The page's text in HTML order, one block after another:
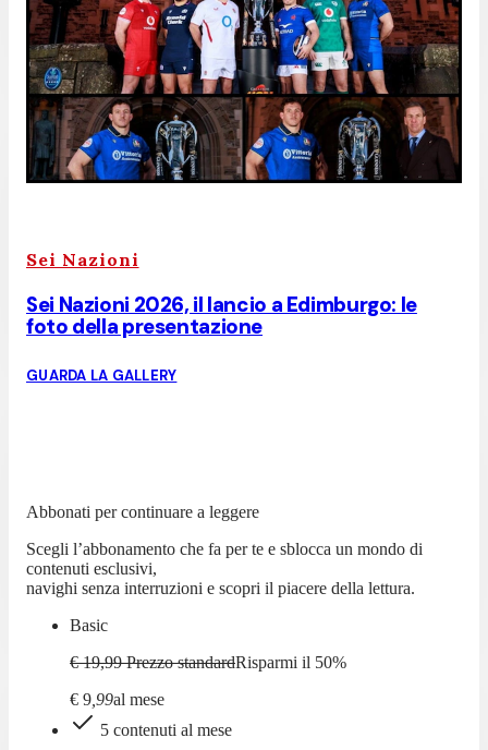
Sei Nazioni
Sei Nazioni 2026, il lancio a Edimburgo: le
foto della presentazione
GUARDA LA GALLERY
Abbonati per continuare a leggere
Scegli l’abbonamento che fa per te e sblocca un mondo di
contenuti esclusivi,
navighi senza interruzioni e scopri il piacere della lettura.
Basic
€ 19,99 Prezzo standardRisparmi il 50%
€ 9 99al mese
5 contenuti al mese